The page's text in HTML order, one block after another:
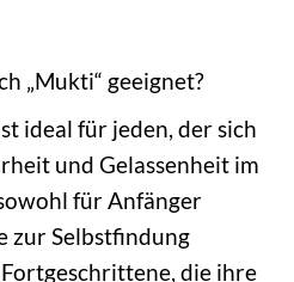
„Mukti“ geeignet?
ideal für jeden, der sich
und Gelassenheit im
für Anfänger
zur Selbstfindung
die ihre